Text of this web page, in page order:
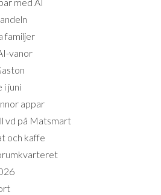
familjer
vanor
i juni
appar
vd på Matsmart
och kaffe